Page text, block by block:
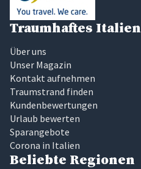
Traumhaftes Italien
Über uns
Unser Magazin
Kontakt aufnehmen
Traumstrand finden
Kundenbewertungen
Urlaub bewerten
Sparangebote
Corona in Italien
Beliebte Regionen